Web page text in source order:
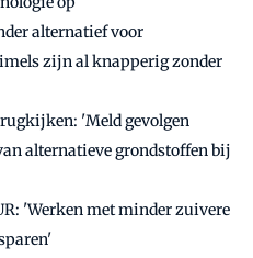
alternatief voor
zijn al knapperig zonder
'Meld gevolgen
alternatieve grondstoffen bij
'Werken met minder zuivere